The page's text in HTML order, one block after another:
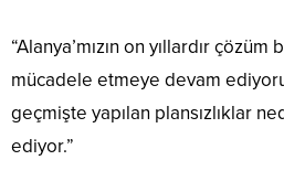
“Alanya’mızın on yıllardır
mücadele etmeye devam
geçmişte yapılan plansızlıklar
ediyor.”